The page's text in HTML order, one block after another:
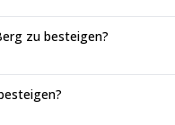
zu besteigen?